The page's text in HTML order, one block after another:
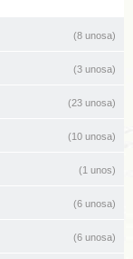
(8 unosa)
(3 unosa)
(23 unosa)
(10 unosa)
(1 unos)
(6 unosa)
(6 unosa)